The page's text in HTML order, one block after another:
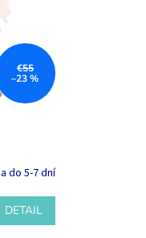
€55
–23 %
do 5-7 dní
DETAIL